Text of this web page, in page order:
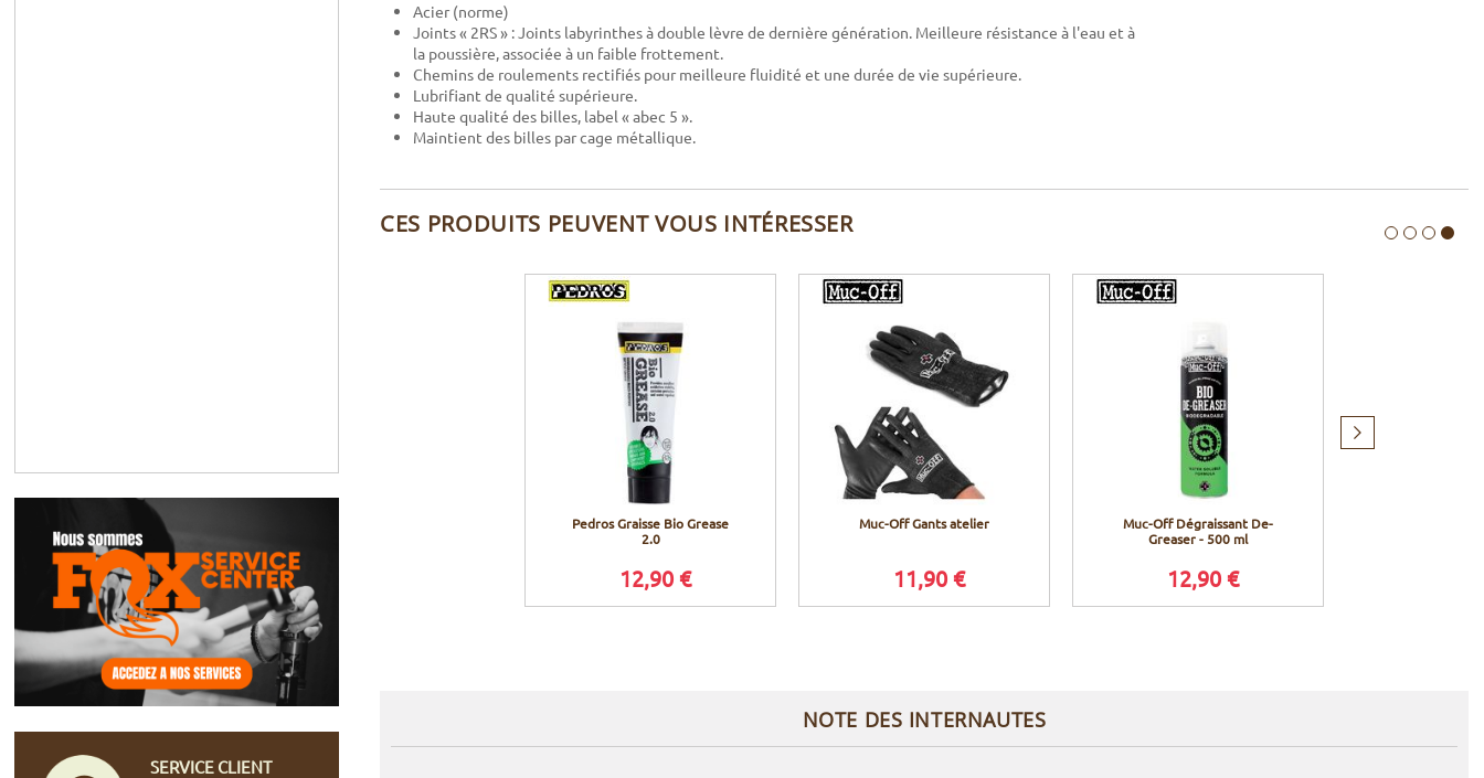
Acier (norme)
Joints « 2RS » : Joints labyrinthes à double lèvre de dernière génération. Meilleure résistance à l'eau et à
la poussière, associée à un faible frottement.
Chemins de roulements rectifiés pour meilleure fluidité et une durée de vie supérieure.
Lubrifiant de qualité supérieure.
Haute qualité des billes, label « abec 5 ».
Maintient des billes par cage métallique.
CES PRODUITS PEUVENT VOUS INTÉRESSER
Pedros Graisse Bio Grease
2.0
12,90 €
Muc-Off Gants atelier
11,90 €
Muc-Off Dégraissant De-
Greaser - 500 ml
12,90 €
suivant
NOTE DES INTERNAUTES
SERVICE CLIENT